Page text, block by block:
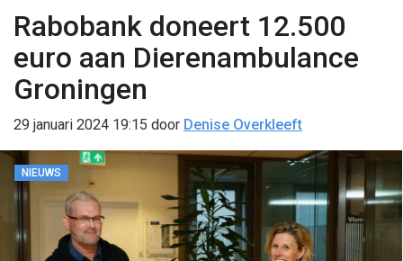
Rabobank doneert 12.500
euro aan Dierenambulance
Groningen
29 januari 2024 19:15 door Denise Overkleeft
NIEUWS